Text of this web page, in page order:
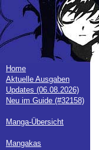
Home
Aktuelle Ausgaben
Updates (06.08.2026)
Neu im Guide (#32158)
Manga-Übersicht
Mangakas